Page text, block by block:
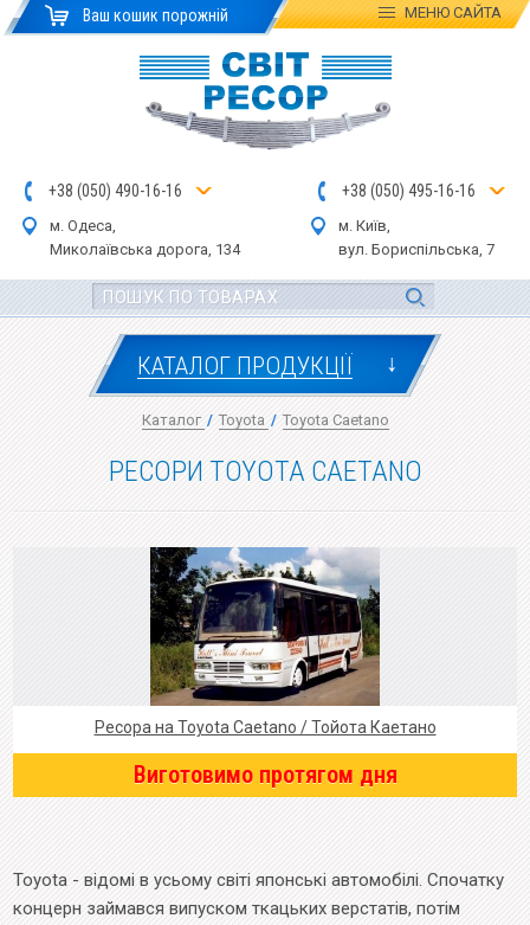
Ваш кошик порожній МЕНЮСАЙТА
+38 (050) 490-16-16
м. Одеса,
Миколаївська дорога, 134
+38 (050) 495-16-16
м. Київ,
вул. Бориспільська, 7
КАТАЛОГ ПРОДУКЦІЇ ↓
Каталог / Toyota / Toyota Caetano
РЕСОРИ TOYOTA CAETANO
Toyota - відомі в усьому світі японські автомобілі. Спочатку
концерн займався випуском ткацьких верстатів, потім
Ресора на Toyota Caetano / Тойота Каетано
Виготовимо протягом дня